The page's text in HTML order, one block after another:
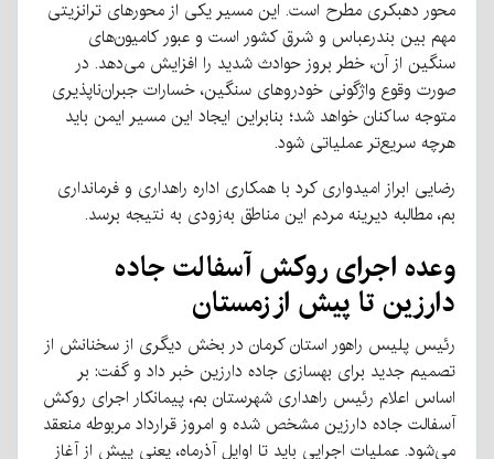
محور دهبکری مطرح است. این مسیر یکی از محورهای ترانزیتی
مهم بین بندرعباس و شرق کشور است و عبور کامیون‌های
سنگین از آن، خطر بروز حوادث شدید را افزایش می‌دهد. در
صورت وقوع واژگونی خودروهای سنگین، خسارات جبران‌ناپذیری
متوجه ساکنان خواهد شد؛ بنابراین ایجاد این مسیر ایمن باید
هرچه سریع‌تر عملیاتی شود.
رضایی ابراز امیدواری کرد با همکاری اداره راهداری و فرمانداری
بم، مطالبه دیرینه مردم این مناطق به‌زودی به نتیجه برسد.
وعده اجرای روکش آسفالت جاده
دارزین تا پیش از زمستان
رئیس پلیس راهور استان کرمان در بخش دیگری از سخنانش از
تصمیم جدید برای بهسازی جاده دارزین خبر داد و گفت: بر
اساس اعلام رئیس راهداری شهرستان بم، پیمانکار اجرای روکش
آسفالت جاده دارزین مشخص شده و امروز قرارداد مربوطه منعقد
می‌شود. عملیات اجرایی باید تا اوایل آذرماه، یعنی پیش از آغاز